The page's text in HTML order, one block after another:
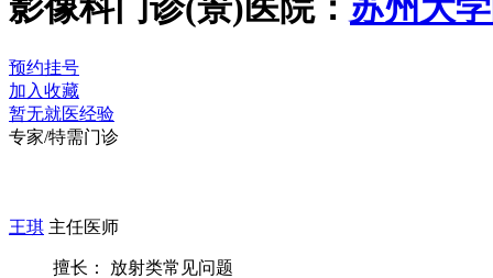
影像科门诊(景)医院： 苏州大
预约挂号
加入收藏
暂无就医经验
专家/特需门诊
王琪 主任医师
擅长： 放射类常见问题